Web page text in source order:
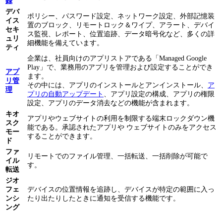
デバ
イス
セキ
ュリ
ティ
ポリシー、パスワード設定、ネットワーク設定、外部記憶装
置のブロック、リモートロック＆ワイプ、アラート、デバイ
ス監視、レポート、位置追跡、データ暗号化など、多くの詳
細機能を備えています。
アプ
リ管
理
企業は、社員向けのアプリストアである「Managed Google
Play」で、業務用のアプリを管理および設定することができ
ます。
その中には、アプリのインストールとアンインストール、 ア
プリの自動アップデート
、アプリ設定の構成、アプリの権限
設定、アプリのデータ消去などの機能が含まれます。
キオ
スク
モー
ド
アプリやウェブサイトの利用を制限する端末ロックダウン機
能である。承認されたアプリや ウェブサイトのみをアクセス
することができます。
ファ
イル
転送
リモートでのファイル管理、一括転送、一括削除が可能で
す。
ジオ
フェ
ンシ
ング
デバイスの位置情報を追跡し、デバイスが特定の範囲に入っ
たり出たりしたときに通知を受信する機能です。